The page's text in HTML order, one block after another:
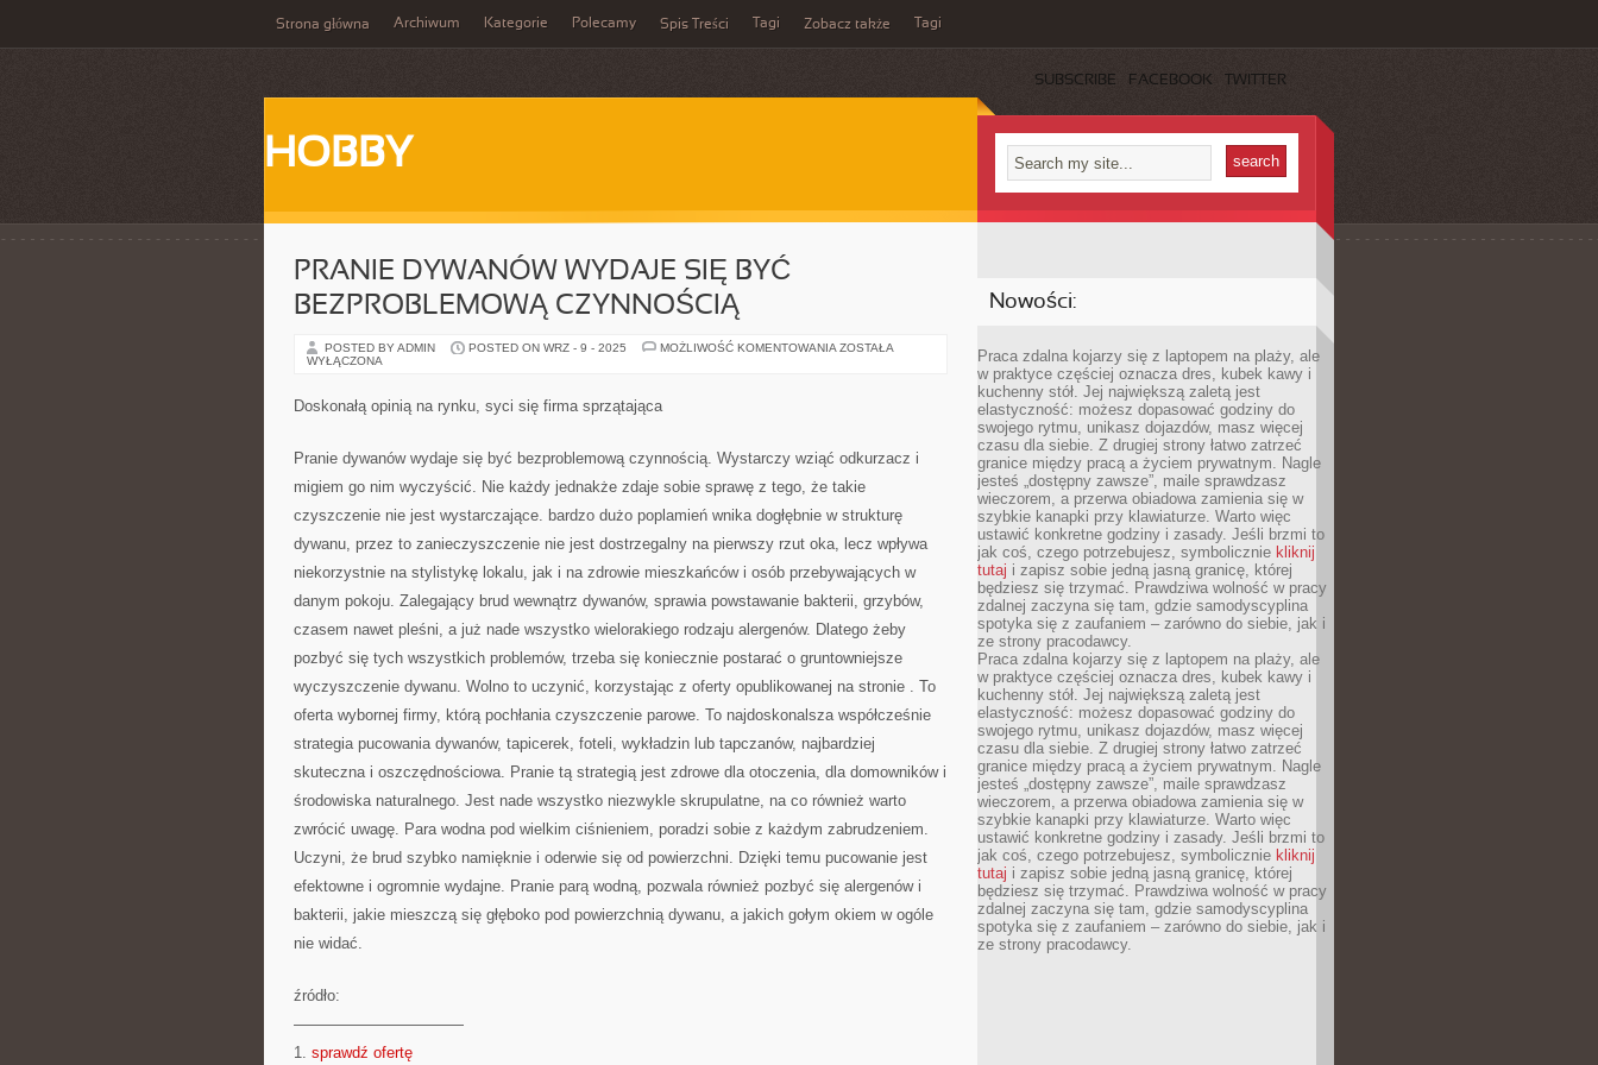
Strona główna Archiwum Kategorie Polecamy Spis Treści Tagi Zobacz także Tagi
SUBSCRIBE FACEBOOK TWITTER
HOBBY
PRANIE DYWANÓW WYDAJE SIĘ BYĆ
BEZPROBLEMOWĄ CZYNNOŚCIĄ
POSTED BY ADMIN POSTED ON WRZ - 9 - 2025 MOŻLIWOŚĆ KOMENTOWANIA PRANIE
ZOSTAŁA
WYŁĄCZONA
Doskonałą opinią na rynku, syci się firma sprzątająca
Pranie dywanów wydaje się być bezproblemową czynnością. Wystarczy wziąć odkurzacz i
migiem go nim wyczyścić. Nie każdy jednakże zdaje sobie sprawę z tego, że takie
czyszczenie nie jest wystarczające. bardzo dużo poplamień wnika dogłębnie w strukturę
dywanu, przez to zanieczyszczenie nie jest dostrzegalny na pierwszy rzut oka, lecz wpływa
niekorzystnie na stylistykę lokalu, jak i na zdrowie mieszkańców i osób przebywających w
danym pokoju. Zalegający brud wewnątrz dywanów, sprawia powstawanie bakterii, grzybów,
czasem nawet pleśni, a już nade wszystko wielorakiego rodzaju alergenów. Dlatego żeby
pozbyć się tych wszystkich problemów, trzeba się koniecznie postarać o gruntowniejsze
wyczyszczenie dywanu. Wolno to uczynić, korzystając z oferty opublikowanej na stronie . To
oferta wybornej firmy, którą pochłania czyszczenie parowe. To najdoskonalsza współcześnie
strategia pucowania dywanów, tapicerek, foteli, wykładzin lub tapczanów, najbardziej
skuteczna i oszczędnościowa. Pranie tą strategią jest zdrowe dla otoczenia, dla domowników i
środowiska naturalnego. Jest nade wszystko niezwykle skrupulatne, na co również warto
zwrócić uwagę. Para wodna pod wielkim ciśnieniem, poradzi sobie z każdym zabrudzeniem.
Uczyni, że brud szybko namięknie i oderwie się od powierzchni. Dzięki temu pucowanie jest
efektowne i ogromnie wydajne. Pranie parą wodną, pozwala również pozbyć się alergenów i
bakterii, jakie mieszczą się głęboko pod powierzchnią dywanu, a jakich gołym okiem w ogóle
nie widać.
źródło:
———————————
1. sprawdź ofertę
Nowości:
Praca zdalna kojarzy się z laptopem na plaży, ale
w praktyce częściej oznacza dres, kubek kawy i
kuchenny stół. Jej największą zaletą jest
elastyczność: możesz dopasować godziny do
swojego rytmu, unikasz dojazdów, masz więcej
czasu dla siebie. Z drugiej strony łatwo zatrzeć
granice między pracą a życiem prywatnym. Nagle
jesteś „dostępny zawsze”, maile sprawdzasz
wieczorem, a przerwa obiadowa zamienia się w
szybkie kanapki przy klawiaturze. Warto więc
ustawić konkretne godziny i zasady. Jeśli brzmi to
jak coś, czego potrzebujesz, symbolicznie kliknij
tutaj i zapisz sobie jedną jasną granicę, której
będziesz się trzymać. Prawdziwa wolność w pracy
zdalnej zaczyna się tam, gdzie samodyscyplina
spotyka się z zaufaniem – zarówno do siebie, jak i
ze strony pracodawcy.
Praca zdalna kojarzy się z laptopem na plaży, ale
w praktyce częściej oznacza dres, kubek kawy i
kuchenny stół. Jej największą zaletą jest
elastyczność: możesz dopasować godziny do
swojego rytmu, unikasz dojazdów, masz więcej
czasu dla siebie. Z drugiej strony łatwo zatrzeć
granice między pracą a życiem prywatnym. Nagle
jesteś „dostępny zawsze”, maile sprawdzasz
wieczorem, a przerwa obiadowa zamienia się w
szybkie kanapki przy klawiaturze. Warto więc
ustawić konkretne godziny i zasady. Jeśli brzmi to
jak coś, czego potrzebujesz, symbolicznie kliknij
tutaj i zapisz sobie jedną jasną granicę, której
będziesz się trzymać. Prawdziwa wolność w pracy
zdalnej zaczyna się tam, gdzie samodyscyplina
spotyka się z zaufaniem – zarówno do siebie, jak i
ze strony pracodawcy.